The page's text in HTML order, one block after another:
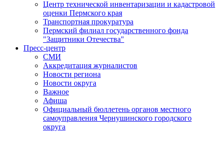
Центр технической инвентаризации и кадастровой
оценки Пермского края
Транспортная прокуратура
Пермский филиал государственного фонда
"Защитники Отечества"
Пресс-центр
СМИ
Аккредитация журналистов
Новости региона
Новости округа
Важное
Афиша
Официальный бюллетень органов местного
самоуправления Чернушинского городского
округа